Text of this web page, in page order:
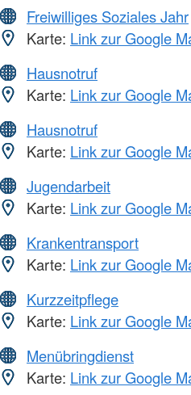
Freiwilliges Soziales Jahr
Karte: Link zur Google
Hausnotruf
Karte: Link zur Google
Hausnotruf
Karte: Link zur Google
Jugendarbeit
Karte: Link zur Google
Krankentransport
Karte: Link zur Google
Kurzzeitpflege
Karte: Link zur Google
Menübringdienst
Karte: Link zur Google